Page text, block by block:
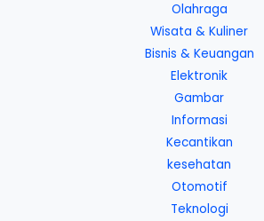
Olahraga
Wisata & Kuliner
Bisnis & Keuangan
Elektronik
Gambar
Informasi
Kecantikan
kesehatan
Otomotif
Teknologi